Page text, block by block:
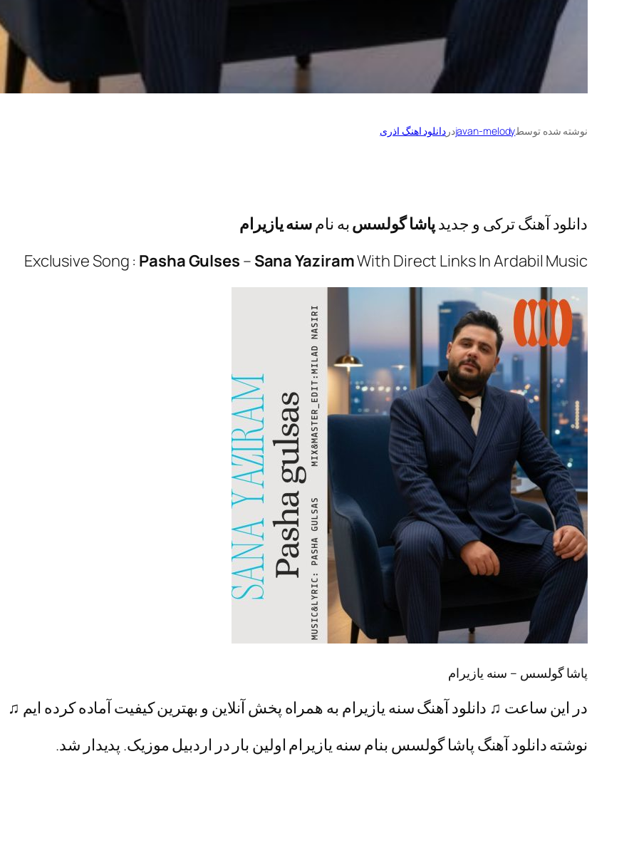
نوشته شده توسطjavan-melodyدردانلود اهنگ اذری
دانلود آهنگ ترکی و جدیدپاشا گولسسبه نامسنه یازیرام
Exclusive Song : Pasha Gulses – Sana YaziramWith Direct Links In Ardabil Music
پاشا گولسس – سنه یازیرام
در این ساعت ♫ دانلود آهنگ سنه یازیرام به همراه پخش آنلاین و بهترین کیفیت آماده کرده ایم ♫
نوشته دانلود آهنگ پاشا گولسس بنام سنه یازیرام اولین بار در اردبیل موزیک. پدیدار شد.